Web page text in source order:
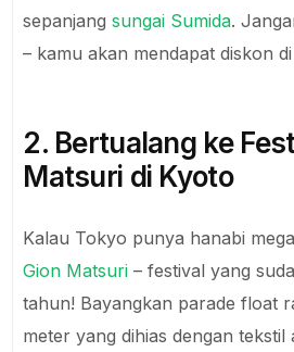
sepanjangsungai Sumida.
– kamu akan mendapat diskon
2. Bertualang ke
Matsuri di Kyoto
Kalau Tokyo punya hanabi
Gion Matsuri – festival yang
tahun! Bayangkan parade float
meter yang dihias dengan tekstil